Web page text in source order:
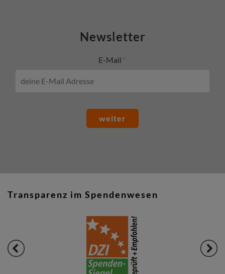
Newsletter
E-Mail
weiter
Transparenz im Spendenwesen